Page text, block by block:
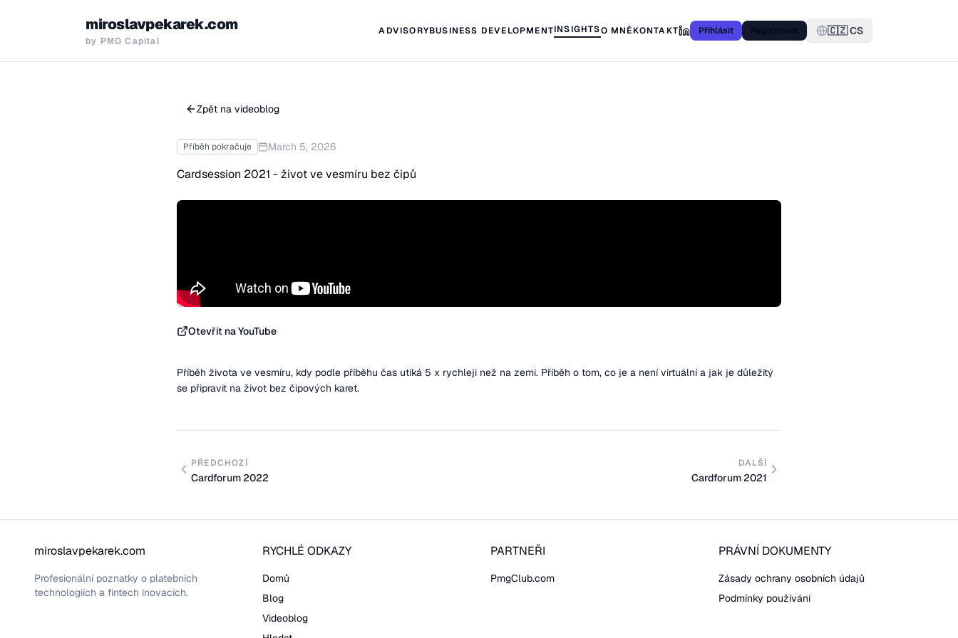
miroslavpekarek.com
by PMG Capital
ADVISORYBUSINESS DEVELOPMENTINSIGHTSO MNĚKONTAKT Přihlásit 🇨🇿 CS
Zpět na videoblog
Příběh pokračuje March 5, 2026
Cardsession 2021 - život ve vesmíru bez čipů
Otevřít na YouTube
Příběh života ve vesmíru, kdy podle příběhu čas utíká 5 x rychleji než na zemi. Příběh o tom, co je a není virtuální a jak je důležitý
se připravit na život bez čipových karet.
PŘEDCHOZÍ
Cardforum 2022
DALŠÍ
Cardforum 2021
miroslavpekarek.com
Profesionální poznatky o platebních
technologiích a fintech inovacích.
RYCHLÉ ODKAZY
Domů
Blog
Videoblog
PARTNEŘI
PmgClub.com
PRÁVNÍ DOKUMENTY
Zásady ochrany osobních údajů
Podmínky používání